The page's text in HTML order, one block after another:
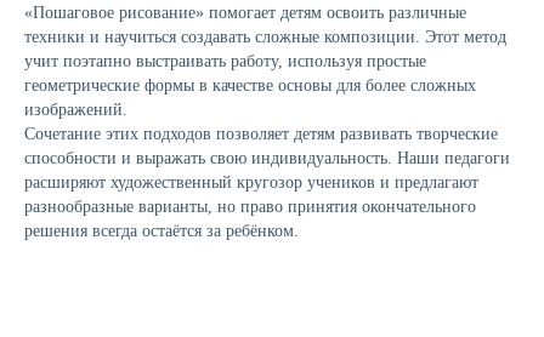
«Пошаговое рисование» помогает детям освоить различные
техники и научиться создавать сложные композиции. Этот метод
учит поэтапно выстраивать работу, используя простые
геометрические формы в качестве основы для более сложных
изображений.
Сочетание этих подходов позволяет детям развивать творческие
способности и выражать свою индивидуальность. Наши педагоги
расширяют художественный кругозор учеников и предлагают
разнообразные варианты, но право принятия окончательного
решения всегда остаётся за ребёнком.